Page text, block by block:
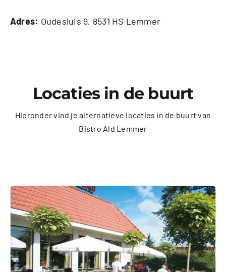
Adres: Oudesluis 9, 8531 HS Lemmer
Locaties in de buurt
Hieronder vind je alternatieve locaties in de buurt van
Bistro Ald Lemmer